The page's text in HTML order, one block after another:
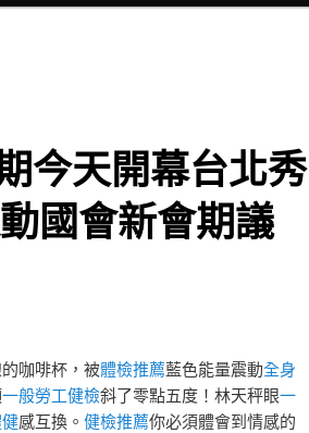
今天開幕台北秀
國會新會期議
咖啡杯，被體檢推薦藍色能量震動全身
一般勞工健檢斜了零點五度！林天秤眼一
感互換。 健檢推薦你必須體會到情感的